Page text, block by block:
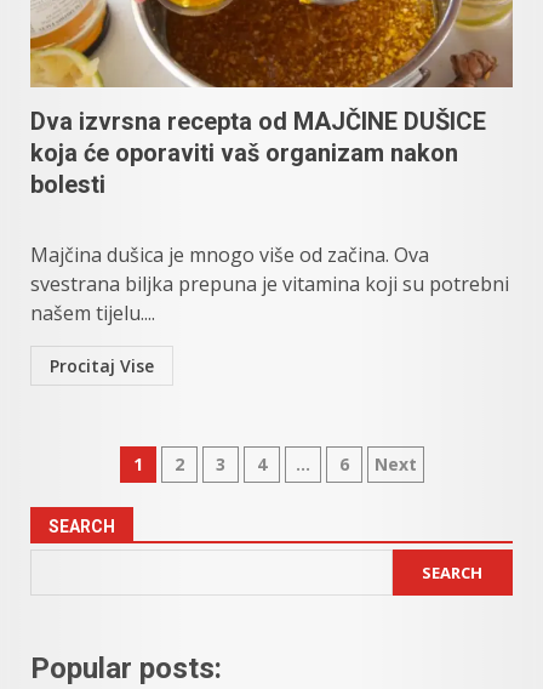
Dva izvrsna recepta od MAJČINE DUŠICE
koja će oporaviti vaš organizam nakon
bolesti
Majčina dušica je mnogo više od začina. Ova
svestrana biljka prepuna je vitamina koji su potrebni
našem tijelu....
Procitaj Vise
Posts
pagination
1 2 3 4 … 6 Next
SEARCH
SEARCH
Popular posts: